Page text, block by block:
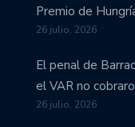
Premio de
26 julio, 2026
El penal de
el VAR no
26 julio, 2026